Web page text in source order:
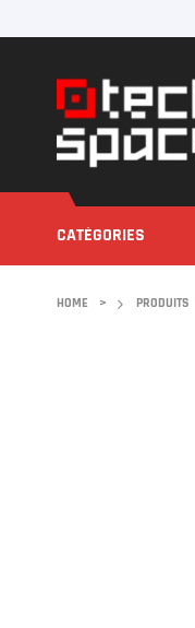
CATÉGORIES
HOME > PRODUITS